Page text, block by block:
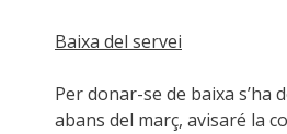
Baixa del servei
Per donar-se de baixa
abans del març, avisaré la